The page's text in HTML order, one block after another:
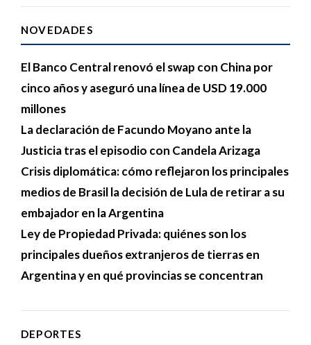
NOVEDADES
El Banco Central renovó el swap con China por
cinco años y aseguró una línea de USD 19.000
millones
La declaración de Facundo Moyano ante la
Justicia tras el episodio con Candela Arizaga
Crisis diplomática: cómo reflejaron los principales
medios de Brasil la decisión de Lula de retirar a su
embajador en la Argentina
Ley de Propiedad Privada: quiénes son los
principales dueños extranjeros de tierras en
Argentina y en qué provincias se concentran
DEPORTES